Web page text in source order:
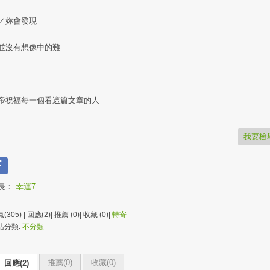
妳會發現
沒有想像中的難
祝福每一個看這篇文章的人
我要檢
： 幸運7
(305) | 回應(2)| 推薦 (0)| 收藏 (0)| 轉寄
分類: 不分類
回應(2) 推薦(0) 收藏(0)